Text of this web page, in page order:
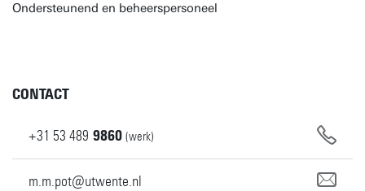
Ondersteunend en beheerspersoneel
CONTACT
+31 53 489 9860 (werk)
m.m.pot@utwente.nl